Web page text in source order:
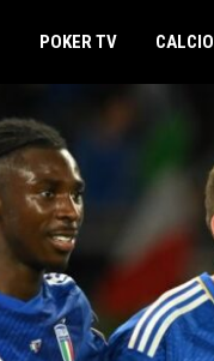
POKER TV CALCIO